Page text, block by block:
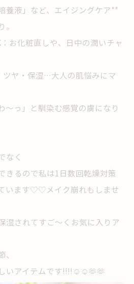
養液」など、エイジングケア**
お化粧直しや、日中の潤いチャ
ツヤ・保湿…大人の肌悩みにマ
〜っ」と馴染む感覚の虜になり
なく
きるので私は1日数回乾燥対策
います♡♡メイク崩れもしませ
湿されてすご〜くお気に入りア
いアイテムです!!!!☺️☺️🫶🫶